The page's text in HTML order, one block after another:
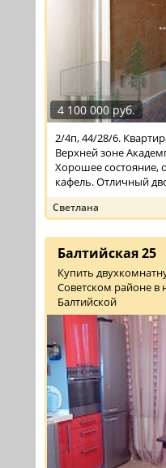
4 100 000 руб.
2/4п, 44/28/6.
Верхней зоне
Хорошее состояние,
кафель. Отличный
Светлана
Балтийская 25
Купить
Советском районе в
Балтийской